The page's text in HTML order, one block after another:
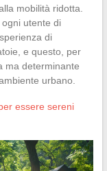
mobilità ridotta.
utente di
di
e questo, per
ma determinante
urbano.
essere sereni